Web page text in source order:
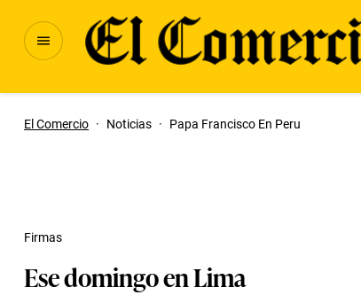
El Comercio · Noticias · Papa Francisco En Peru
Ese domingo en Lima
Firmas